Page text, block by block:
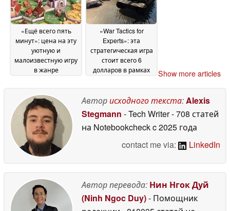
04 July 2026
«Ещё всего пять
минут»: цена на эту
уютную и
малоизвестную игру
в жанре
снизилась до
примерно 2
долларов в Steam03
July 2026
«War Tactics for
Experts»: эта
стратегическая игра
стоит всего 6
долларов в рамках
Show more articles
Авторисходного текста:Alexis
Stegmann - Tech Writer- 708 статей
на Notebookcheckc 2025 года
contact me via:
LinkedIn
Автор перевода: Нин Нгок Дуй
(Ninh Ngoc Duy)- Помощник